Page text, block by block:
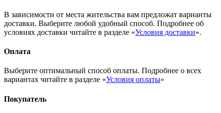
В зависимости от места жительства вам предложат варианты
доставки. Выберите любой удобный способ. Подробнее об
условиях доставки читайте в разделе «Условия доставки».
Оплата
Выберите оптимальный способ оплаты. Подробнее о всех
вариантах читайте в разделе «Условия оплаты»
Покупатель